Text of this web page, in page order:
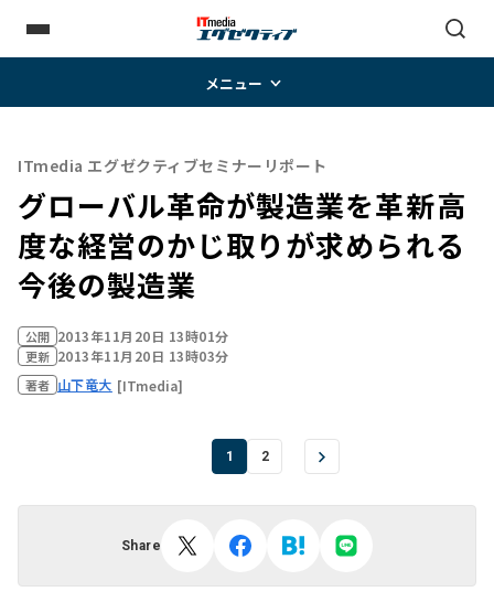
メニュー
ITmedia エグゼクティブセミナーリポート
グローバル革命が製造業を革新――高
度な経営のかじ取りが求められる
今後の製造業
公開 2013年11月20日 13時01分
更新 2013年11月20日 13時03分
著者 山下竜大 [ITmedia]
1 2
Share